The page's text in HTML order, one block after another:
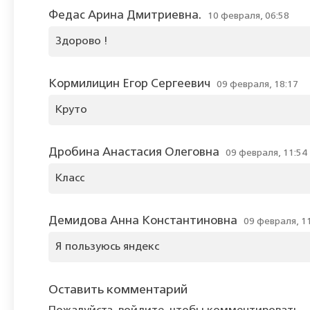
Федас Арина Дмитриевна. 10 февраля, 06:58
Здорово !
Кормилицин Егор Сергеевич 09 февраля, 18:17
Круто
Дробина Анастасия Олеговна 09 февраля, 11:54
Класс
Демидова Анна Константиновна 09 февраля,
Я пользуюсь яндекс
Оставить комментарий